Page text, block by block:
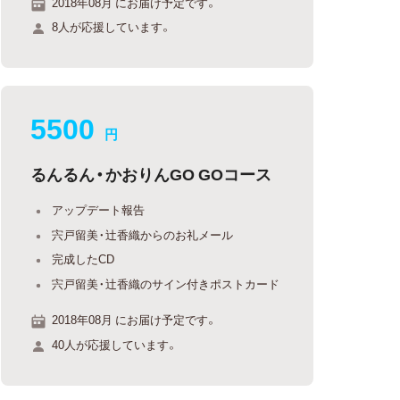
8人が応援しています。
5500 円
るんるん・かおりんGO GOコース
アップデート報告
宍戸留美・辻香織からのお礼メール
完成したCD
宍戸留美・辻香織のサイン付きポストカード
2018年08月 にお届け予定です。
40人が応援しています。